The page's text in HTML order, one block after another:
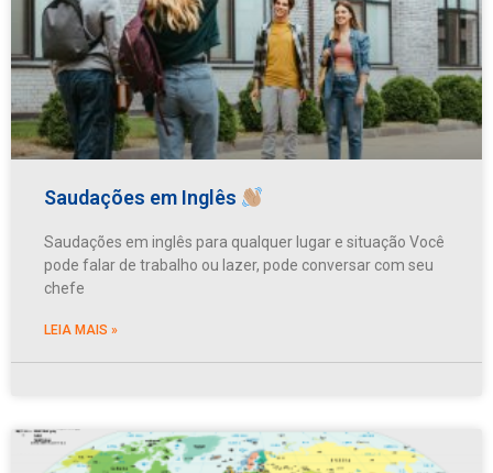
Saudações em Inglês
Saudações em inglês para qualquer lugar e situação Você
pode falar de trabalho ou lazer, pode conversar com seu
chefe
LEIA MAIS »